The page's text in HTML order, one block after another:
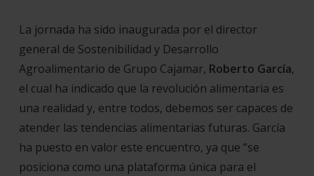
La jornada ha sido inaugurada por el director
general de Sostenibilidad y Desarrollo
Agroalimentario de Grupo Cajamar, Roberto García,
el cual ha indicado que la revolución alimentaria es
una realidad y, entre todos, debemos ser capaces de
atender las tendencias alimentarias futuras. García
ha puesto en valor este encuentro, ya que “se
posiciona como una plataforma única para el